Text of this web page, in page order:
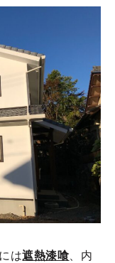
は遮熱漆喰 、内